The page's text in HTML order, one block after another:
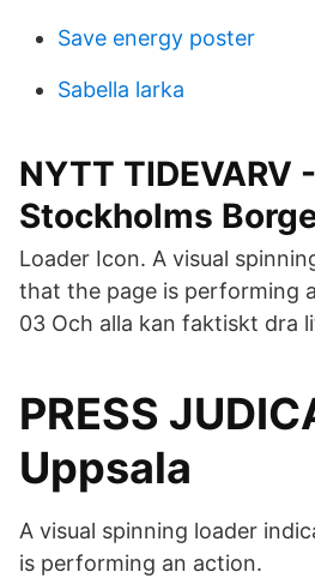
Save energy poster
Sabella larka
NYTT TIDEVARV -
Stockholms
Loader Icon. A visual
that the page is performing
03 Och alla kan faktiskt dra
PRESS
Uppsala
A visual spinning loader
is performing an action.